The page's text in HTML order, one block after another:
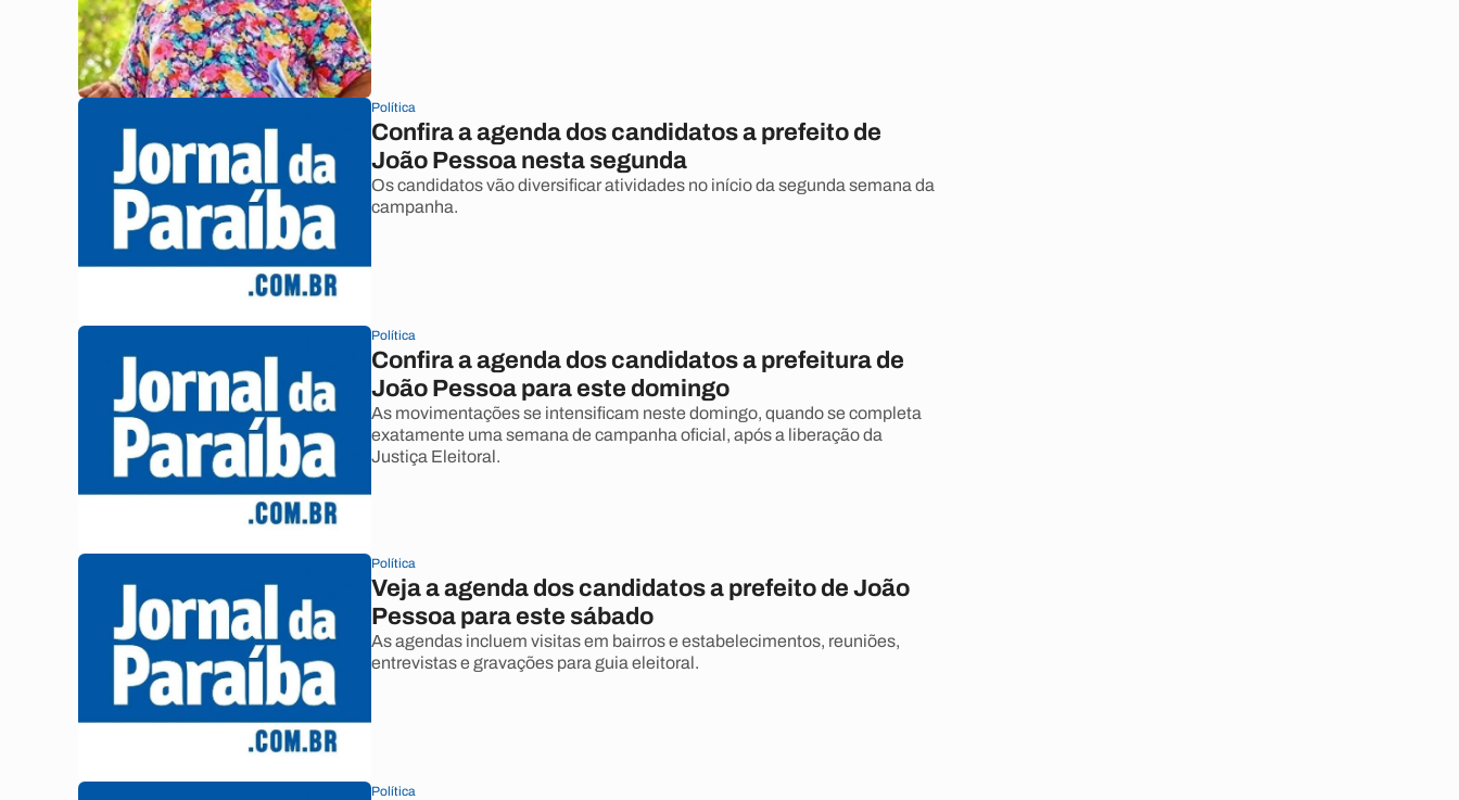
Política
Confira a agenda dos candidatos a prefeito de
João Pessoa nesta segunda
Os candidatos vão diversificar atividades no início da segunda semana da
campanha.
Política
Confira a agenda dos candidatos a prefeitura de
João Pessoa para este domingo
As movimentações se intensificam neste domingo, quando se completa
exatamente uma semana de campanha oficial, após a liberação da
Justiça Eleitoral.
Política
Veja a agenda dos candidatos a prefeito de João
Pessoa para este sábado
As agendas incluem visitas em bairros e estabelecimentos, reuniões,
entrevistas e gravações para guia eleitoral.
Política